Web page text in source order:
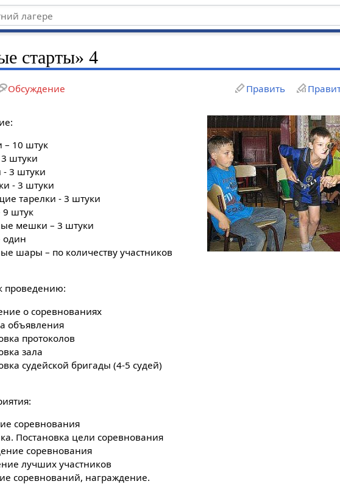
старты» 4
Обсуждение Править
– 10 штук
штуки
- 3 штуки
- 3 штуки
тарелки - 3 штуки
9 штук
мешки – 3 штуки
один
шары – по количеству участников
проведению:
о соревнованиях
объявления
протоколов
зала
судейской бригады (4-5 судей)
соревнования
Постановка цели соревнования
соревнования
лучших участников
соревнований, награждение.